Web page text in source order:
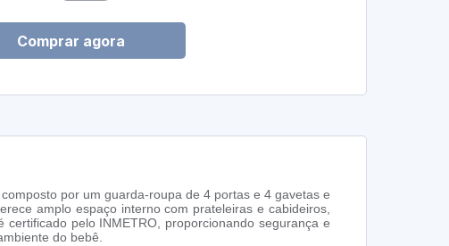
Comprar agora
por um guarda-roupa de 4 portas e 4 gavetas e
amplo espaço interno com prateleiras e cabideiros,
pelo INMETRO, proporcionando segurança e
do bebê.